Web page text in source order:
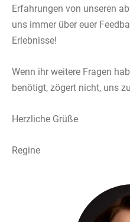
Erfahrungen von unseren
uns immer über euer
Erlebnisse!
Wenn ihr weitere Fragen
benötigt, zögert nicht, uns
Herzliche Grüße
Regine